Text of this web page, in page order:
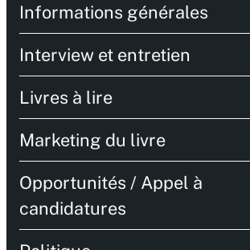
Informations générales
Interview et entretien
Livres à lire
Marketing du livre
Opportunités / Appel à
candidatures